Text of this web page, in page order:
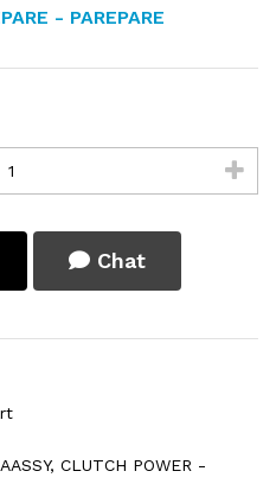
- PAREPARE
Chat
CLUTCH POWER -